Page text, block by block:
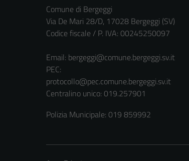
Comune di Bergeggi
Via De Mari 28/D, 17028 Bergeggi (SV)
Codice fiscale / P. IVA: 00245250097
Email: bergeggi@comune.bergeggi.sv.it
PEC:
protocollo@pec.comune.bergeggi.sv.it
Centralino unico: 019.257901
Polizia Municipale: 019 859992